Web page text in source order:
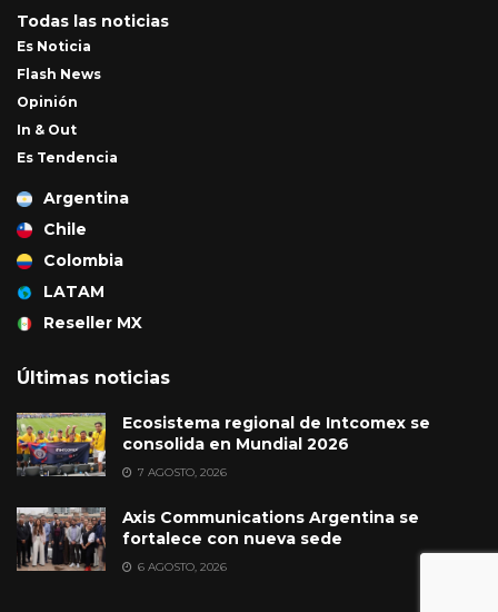
Todas las noticias
Es Noticia
Flash News
Opinión
In & Out
Es Tendencia
Argentina
Chile
Colombia
LATAM
Reseller MX
Últimas noticias
Ecosistema regional de Intcomex se
consolida en Mundial 2026
7 AGOSTO, 2026
Axis Communications Argentina se
fortalece con nueva sede
6 AGOSTO, 2026